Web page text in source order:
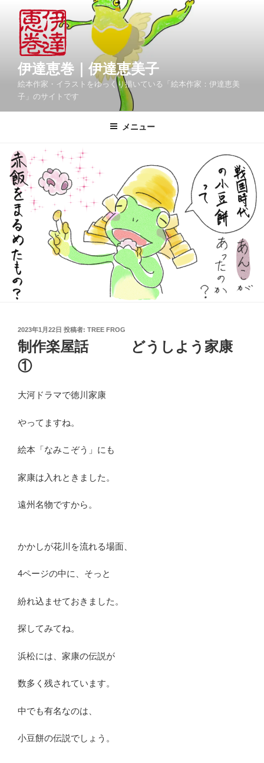
伊達恵巻｜伊達恵美子
絵本作家・イラストをゆっくり描いている「絵本作家：伊達恵美
子」のサイトです
メニュー
投
稿
日:
2023年1月22日 投稿者: TREE FROG
制作楽屋話 どうしよう家康
①
大河ドラマで徳川家康
やってますね。
絵本「なみこぞう」にも
家康は入れときました。
遠州名物ですから。
かかしが花川を流れる場面、
4ページの中に、そっと
紛れ込ませておきました。
探してみてね。
浜松には、家康の伝説が
数多く残されています。
中でも有名なのは、
小豆餅の伝説でしょう。